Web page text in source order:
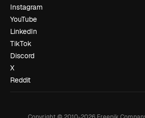
Instagram
YouTube
LinkedIn
TikTok
Discord
X
Reddit